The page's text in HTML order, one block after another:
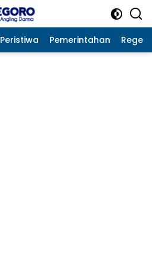
Peristiwa Pemerintahan